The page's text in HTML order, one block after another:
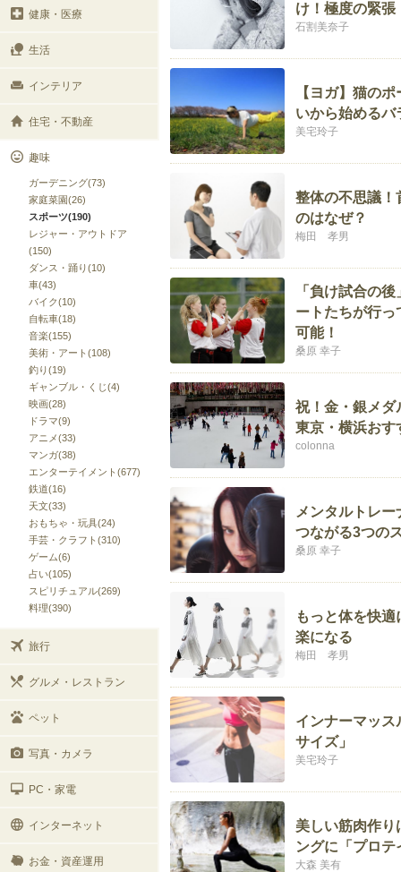
健康・医療
生活
インテリア
住宅・不動産
趣味
ガーデニング(73)
家庭菜園(26)
スポーツ(190)
レジャー・アウトドア
(150)
ダンス・踊り(10)
車(43)
バイク(10)
自転車(18)
音楽(155)
美術・アート(108)
釣り(19)
ギャンブル・くじ(4)
映画(28)
ドラマ(9)
アニメ(33)
マンガ(38)
エンターテイメント(677)
鉄道(16)
天文(33)
おもちゃ・玩具(24)
手芸・クラフト(310)
ゲーム(6)
占い(105)
スピリチュアル(269)
料理(390)
旅行
グルメ・レストラン
ペット
写真・カメラ
PC・家電
インターネット
お金・資産運用
け！極度の緊張
石割美奈子
【ヨガ】猫の
いから始めるバ
美宅玲子
整体の不思議！
のはなぜ？
梅田 孝男
「負け試合の
ートたちが行っ
可能！
桑原 幸子
祝！金・銀メダ
東京・横浜おす
colonna
メンタルトレ
つながる3つの
桑原 幸子
もっと体を快
楽になる
梅田 孝男
インナーマッス
サイズ」
美宅玲子
美しい筋肉作り
ングに「プロ
大森 美有